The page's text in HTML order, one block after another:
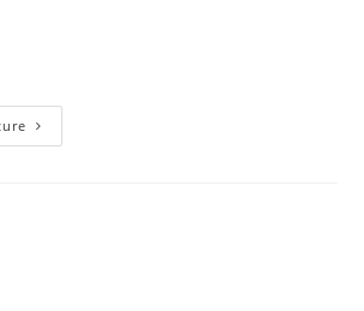
Une
Bague